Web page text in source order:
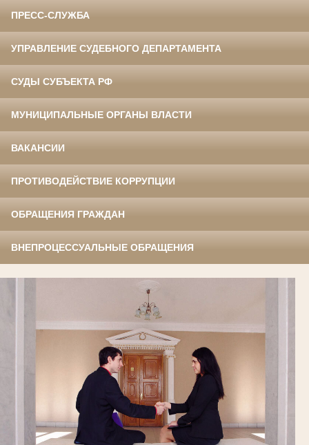
ПРЕСС-СЛУЖБА
УПРАВЛЕНИЕ СУДЕБНОГО ДЕПАРТАМЕНТА
СУДЫ СУБЪЕКТА РФ
МУНИЦИПАЛЬНЫЕ ОРГАНЫ ВЛАСТИ
ВАКАНСИИ
ПРОТИВОДЕЙСТВИЕ КОРРУПЦИИ
ОБРАЩЕНИЯ ГРАЖДАН
ВНЕПРОЦЕССУАЛЬНЫЕ ОБРАЩЕНИЯ